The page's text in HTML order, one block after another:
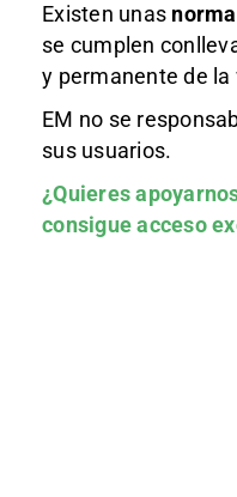
Existen unas
se cumplen
y permanente de la
EM no se
sus usuarios.
¿Quieres
consigue acceso